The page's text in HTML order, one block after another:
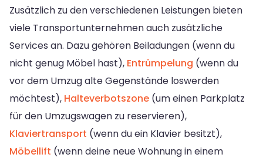
Zusätzlich zu den verschiedenen Leistungen bieten
viele Transportunternehmen auch zusätzliche
Services an. Dazu gehören Beiladungen (wenn du
nicht genug Möbel hast), Entrümpelung (wenn du
vor dem Umzug alte Gegenstände loswerden
möchtest), Halteverbotszone (um einen Parkplatz
für den Umzugswagen zu reservieren),
Klaviertransport (wenn du ein Klavier besitzt),
Möbellift (wenn deine neue Wohnung in einem